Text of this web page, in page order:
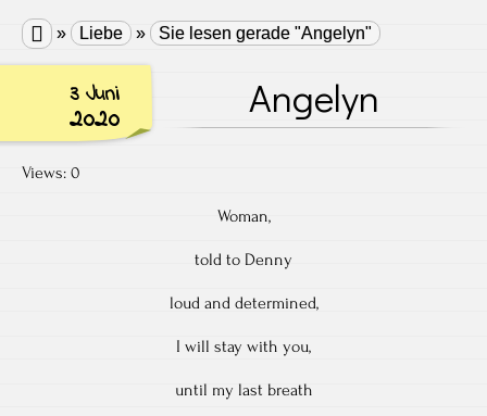
 » Liebe » Sie lesen gerade "Angelyn"
3 Juni
2020 Angelyn
Views: 0
Woman,
told to Denny
loud and determined,
I will stay with you,
until my last breath